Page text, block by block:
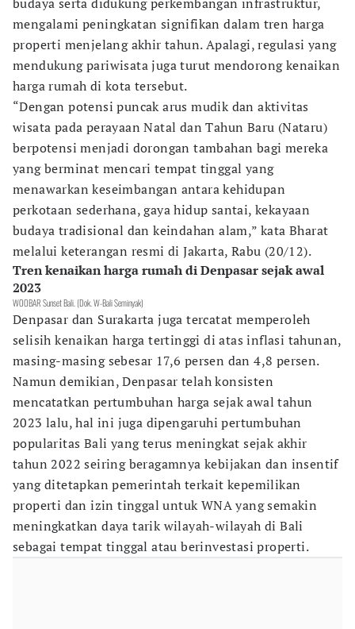
mengalami peningkatan signifikan dalam tren harga
properti menjelang akhir tahun. Apalagi, regulasi yang
mendukung pariwisata juga turut mendorong kenaikan
harga rumah di kota tersebut.
“Dengan potensi puncak arus mudik dan aktivitas
wisata pada perayaan Natal dan Tahun Baru (Nataru)
berpotensi menjadi dorongan tambahan bagi mereka
yang berminat mencari tempat tinggal yang
menawarkan keseimbangan antara kehidupan
perkotaan sederhana, gaya hidup santai, kekayaan
budaya tradisional dan keindahan alam,” kata Bharat
melalui keterangan resmi di Jakarta, Rabu (20/12).
Tren kenaikan harga rumah di Denpasar sejak awal
2023
WOOBAR Sunset Bali. (Dok. W-Bali Seminyak)
Denpasar dan Surakarta juga tercatat memperoleh
selisih kenaikan harga tertinggi di atas inflasi tahunan,
masing-masing sebesar 17,6 persen dan 4,8 persen.
Namun demikian, Denpasar telah konsisten
mencatatkan pertumbuhan harga sejak awal tahun
2023 lalu, hal ini juga dipengaruhi pertumbuhan
popularitas Bali yang terus meningkat sejak akhir
tahun 2022 seiring beragamnya kebijakan dan insentif
yang ditetapkan pemerintah terkait kepemilikan
properti dan izin tinggal untuk WNA yang semakin
meningkatkan daya tarik wilayah-wilayah di Bali
sebagai tempat tinggal atau berinvestasi properti.